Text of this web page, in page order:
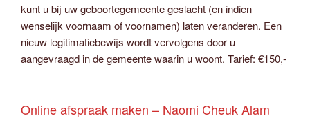
kunt u bij uw geboortegemeente geslacht (en indien
wenselijk voornaam of voornamen) laten veranderen. Een
nieuw legitimatiebewijs wordt vervolgens door u
aangevraagd in de gemeente waarin u woont. Tarief: €150,-
Online afspraak maken – Naomi Cheuk Alam